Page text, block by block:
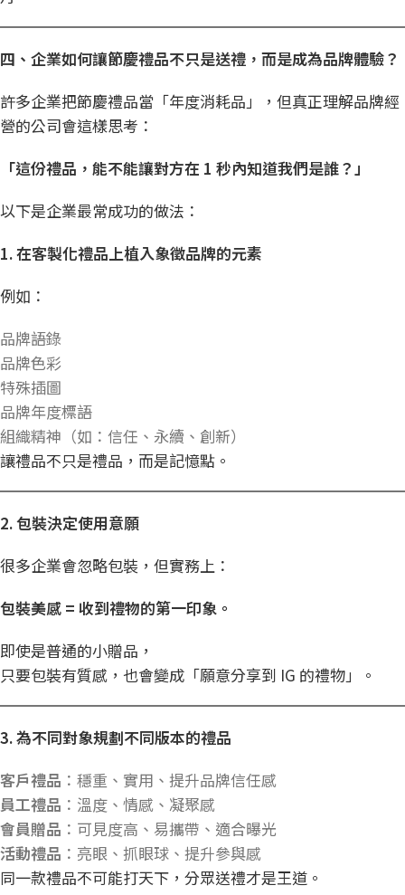
四、企業如何讓節慶禮品不只是送禮，而是成為品牌體驗？
許多企業把節慶禮品當「年度消耗品」，但真正理解品牌經
營的公司會這樣思考：
「這份禮品，能不能讓對方在 1 秒內知道我們是誰？」
以下是企業最常成功的做法：
1.在客製化禮品上植入象徵品牌的元素
例如：
品牌語錄
品牌色彩
特殊插圖
品牌年度標語
組織精神（如：信任、永續、創新）
讓禮品不只是禮品，而是記憶點。
2.包裝決定使用意願
很多企業會忽略包裝，但實務上：
包裝美感 = 收到禮物的第一印象。
即使是普通的小贈品，
只要包裝有質感，也會變成「願意分享到 IG 的禮物」。
3.為不同對象規劃不同版本的禮品
客戶禮品 ：穩重、實用、提升品牌信任感
員工禮品 ：溫度、情感、凝聚感
會員贈品 ：可見度高、易攜帶、適合曝光
活動禮品 ：亮眼、抓眼球、提升參與感
同一款禮品不可能打天下，分眾送禮才是王道。